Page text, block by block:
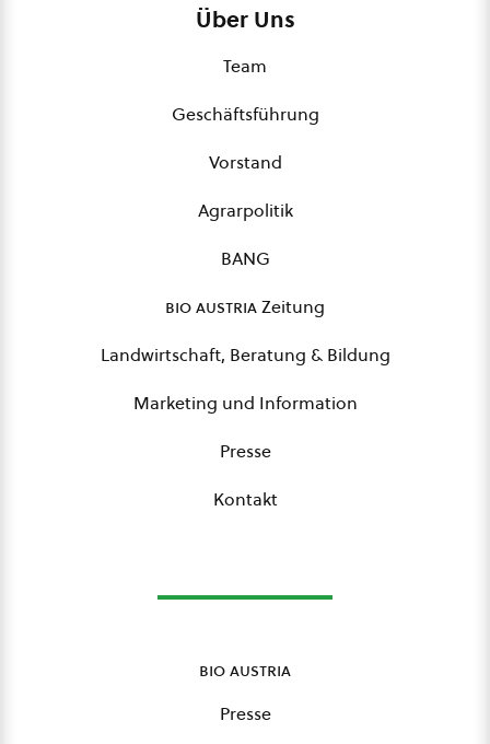
Über Uns
Team
Geschäftsführung
Vorstand
Agrarpolitik
BANG
bio austriaZeitung
Landwirtschaft, Beratung & Bildung
Marketing und Information
Presse
Kontakt
bio austria
Presse